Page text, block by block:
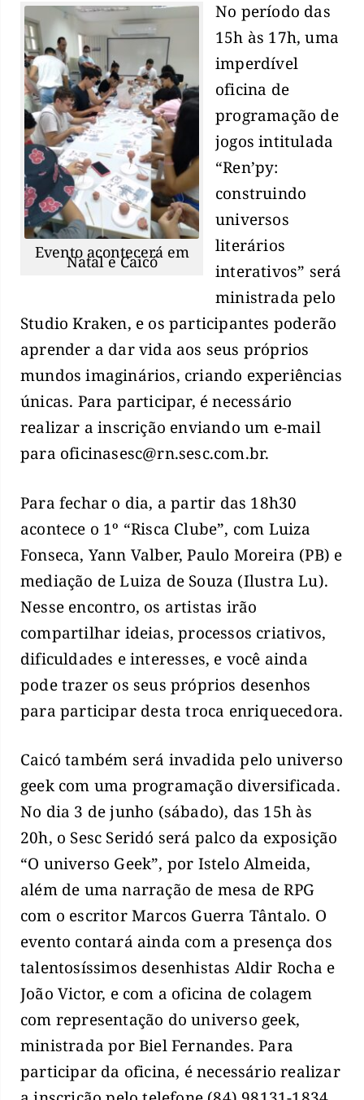
Evento acontecerá em
Natal e Caicó
No período das
15h às 17h, uma
imperdível
oficina de
programação de
jogos intitulada
“Ren’py:
construindo
universos
literários
interativos” será
ministrada pelo
Studio Kraken, e os participantes poderão
aprender a dar vida aos seus próprios
mundos imaginários, criando experiências
únicas. Para participar, é necessário
realizar a inscrição enviando um e-mail
para oficinasesc@rn.sesc.com.br.
Para fechar o dia, a partir das 18h30
acontece o 1º “Risca Clube”, com Luiza
Fonseca, Yann Valber, Paulo Moreira (PB) e
mediação de Luiza de Souza (Ilustra Lu).
Nesse encontro, os artistas irão
compartilhar ideias, processos criativos,
dificuldades e interesses, e você ainda
pode trazer os seus próprios desenhos
para participar desta troca enriquecedora.
Caicó também será invadida pelo universo
geek com uma programação diversificada.
No dia 3 de junho (sábado), das 15h às
20h, o Sesc Seridó será palco da exposição
“O universo Geek”, por Istelo Almeida,
além de uma narração de mesa de RPG
com o escritor Marcos Guerra Tântalo. O
evento contará ainda com a presença dos
talentosíssimos desenhistas Aldir Rocha e
João Victor, e com a oficina de colagem
com representação do universo geek,
ministrada por Biel Fernandes. Para
participar da oficina, é necessário realizar